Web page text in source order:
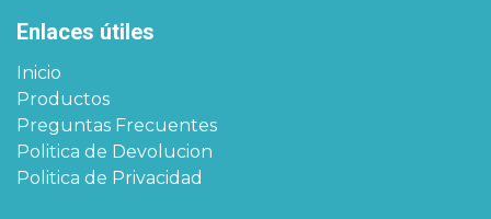
Enlaces útiles
Inicio
Productos
Preguntas Frecuentes
Politica de Devolucion
Politica de Privacidad